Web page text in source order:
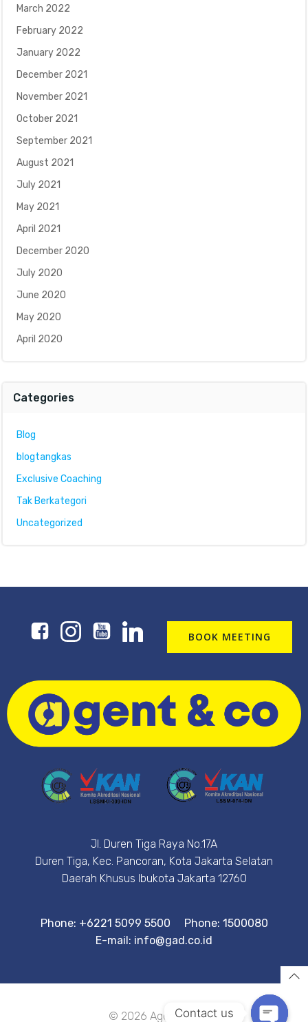
March 2022
February 2022
January 2022
December 2021
November 2021
October 2021
September 2021
August 2021
July 2021
May 2021
April 2021
December 2020
July 2020
June 2020
May 2020
April 2020
Categories
Blog
blogtangkas
Exclusive Coaching
Tak Berkategori
Uncategorized
Jl. Duren Tiga Raya No.17A
Duren Tiga, Kec. Pancoran, Kota Jakarta Selatan
Daerah Khusus Ibukota Jakarta 12760
Phone: +6221 5099 5500
Phone: 1500080
E-mail: info@gad.co.id
BOOK MEETING
© 2026 Agent&CoContact us